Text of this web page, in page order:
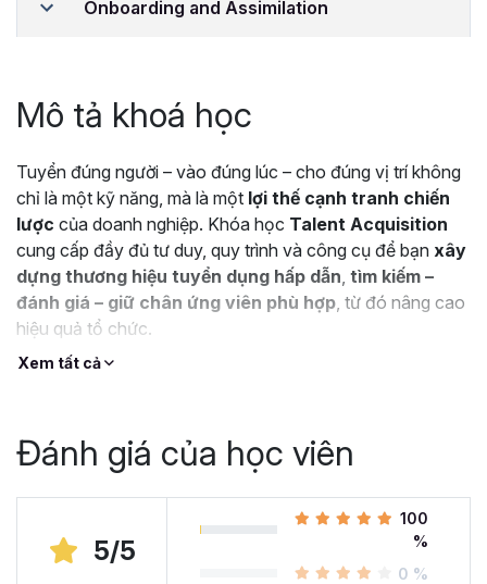
Onboarding and Assimilation
Mô tả khoá học
Tuyển đúng người – vào đúng lúc – cho đúng vị trí không
chỉ là một kỹ năng, mà là một lợi thế cạnh tranh chiến
lược của doanh nghiệp. Khóa học Talent Acquisition
cung cấp đầy đủ tư duy, quy trình và công cụ để bạn xây
dựng thương hiệu tuyển dụng hấp dẫn, tìm kiếm –
đánh giá – giữ chân ứng viên phù hợp, từ đó nâng cao
hiệu quả tổ chức.
Xem tất cả
Đánh giá của học viên
5/5
100
%
0 %